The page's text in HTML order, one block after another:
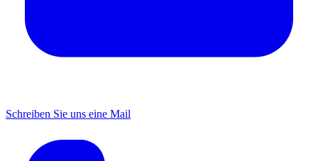
Schreiben Sie uns eine Mail